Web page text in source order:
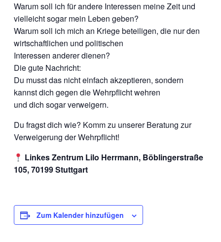
Warum soll ich für andere Interessen meine Zeit und
vielleicht sogar mein Leben geben?
Warum soll ich mich an Kriege beteiligen, die nur den
wirtschaftlichen und politischen
Interessen anderer dienen?
Die gute Nachricht:
Du musst das nicht einfach akzeptieren, sondern
kannst dich gegen die Wehrpflicht wehren
und dich sogar verweigern.
Du fragst dich wie? Komm zu unserer Beratung zur
Verweigerung der Wehrpflicht!
Linkes Zentrum Lilo Herrmann, Böblingerstraße
105, 70199 Stuttgart
Zum Kalender hinzufügen